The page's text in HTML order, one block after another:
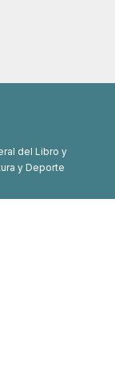
del Libro y
y Deporte